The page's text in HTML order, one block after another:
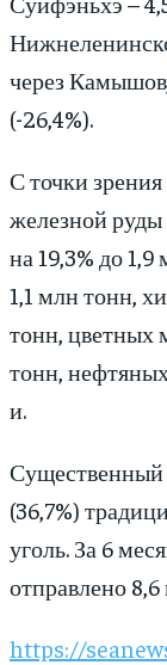
через
(-26,4%).
С точки
железной руды
на 19,3% до
1,1 млн тонн,
тонн, цветных
тонн, нефтяных
и.
Существенный
(36,7%)
уголь. За 6
отправлено
https://